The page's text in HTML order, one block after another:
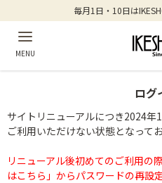
毎月1日・10日は
MENU
ログ
サイトリニューアルにつき2024
ご利用いただけない状態となってお
リニューアル後初めてのご利用の
はこちら」からパスワードの再設